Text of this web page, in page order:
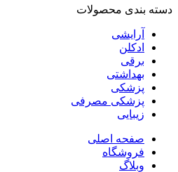
دسته بندی محصولات
آرایشی
ادکلن
برقی
بهداشتی
پزشکی
پزشکی مصرفی
زیبایی
صفحه اصلی
فروشگاه
وبلاگ